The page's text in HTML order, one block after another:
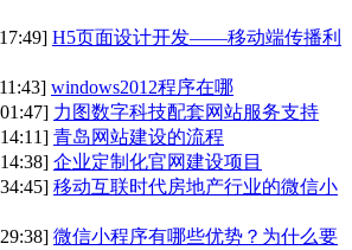
H5页面设计开发——移动端传播利
windows2012程序在哪
力图数字科技配套网站服务支持
青岛网站建设的流程
企业定制化官网建设项目
移动互联时代房地产行业的微信小
微信小程序有哪些优势？为什么要